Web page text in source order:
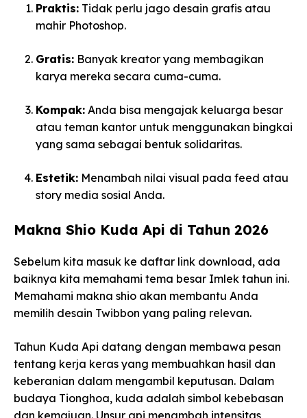
Praktis: Tidak perlu jago desain grafis atau
mahir Photoshop.
Gratis: Banyak kreator yang membagikan
karya mereka secara cuma-cuma.
Kompak: Anda bisa mengajak keluarga besar
atau teman kantor untuk menggunakan bingkai
yang sama sebagai bentuk solidaritas.
Estetik: Menambah nilai visual pada feed atau
story media sosial Anda.
Makna Shio Kuda Api di Tahun 2026
Sebelum kita masuk ke daftar link download, ada
baiknya kita memahami tema besar Imlek tahun ini.
Memahami makna shio akan membantu Anda
memilih desain Twibbon yang paling relevan.
Tahun Kuda Api datang dengan membawa pesan
tentang kerja keras yang membuahkan hasil dan
keberanian dalam mengambil keputusan. Dalam
budaya Tionghoa, kuda adalah simbol kebebasan
dan kemajuan. Unsur api menambah intensitas